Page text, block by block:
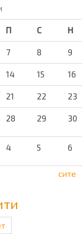
П С Н
7 8 9
14 15 16
21 22 23
28 29 30
4 5 6
сите